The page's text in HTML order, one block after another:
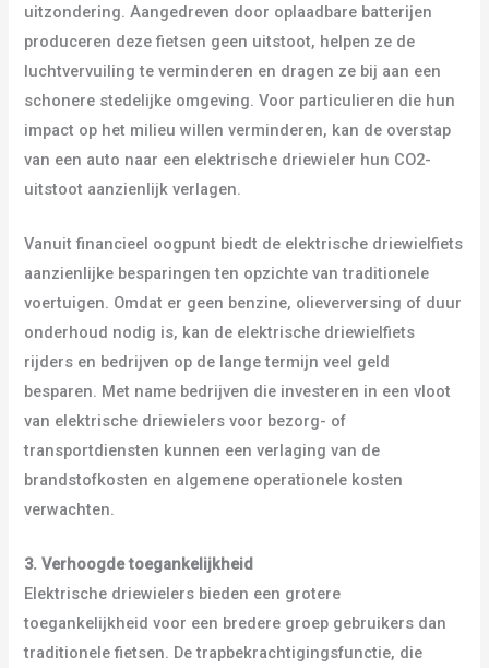
uitzondering. Aangedreven door oplaadbare batterijen
produceren deze fietsen geen uitstoot, helpen ze de
luchtvervuiling te verminderen en dragen ze bij aan een
schonere stedelijke omgeving. Voor particulieren die hun
impact op het milieu willen verminderen, kan de overstap
van een auto naar een elektrische driewieler hun CO2-
uitstoot aanzienlijk verlagen.
Vanuit financieel oogpunt biedt de elektrische driewielfiets
aanzienlijke besparingen ten opzichte van traditionele
voertuigen. Omdat er geen benzine, olieverversing of duur
onderhoud nodig is, kan de elektrische driewielfiets
rijders en bedrijven op de lange termijn veel geld
besparen. Met name bedrijven die investeren in een vloot
van elektrische driewielers voor bezorg- of
transportdiensten kunnen een verlaging van de
brandstofkosten en algemene operationele kosten
verwachten.
3. Verhoogde toegankelijkheid
Elektrische driewielers bieden een grotere
toegankelijkheid voor een bredere groep gebruikers dan
traditionele fietsen. De trapbekrachtigingsfunctie, die